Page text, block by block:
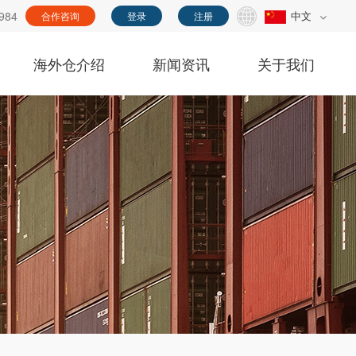
中文
注册
登录
合作咨询
海外仓介绍 新闻资讯 关于我们